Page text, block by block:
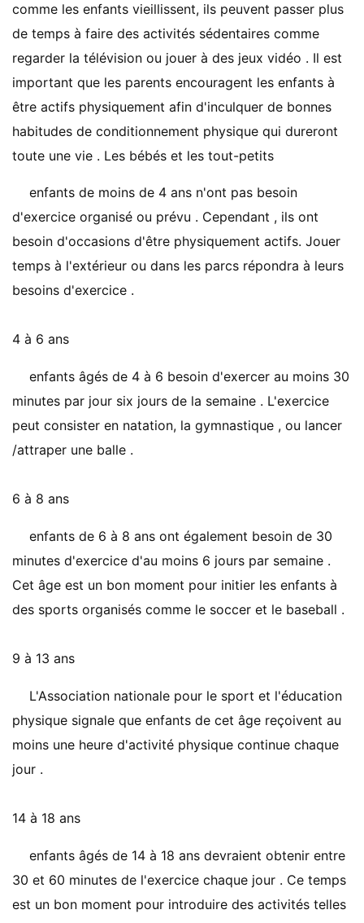
comme les enfants vieillissent, ils peuvent passer plus
de temps à faire des activités sédentaires comme
regarder la télévision ou jouer à des jeux vidéo . Il est
important que les parents encouragent les enfants à
être actifs physiquement afin d'inculquer de bonnes
habitudes de conditionnement physique qui dureront
toute une vie . Les bébés et les tout-petits
enfants de moins de 4 ans n'ont pas besoin
d'exercice organisé ou prévu . Cependant , ils ont
besoin d'occasions d'être physiquement actifs. Jouer
temps à l'extérieur ou dans les parcs répondra à leurs
besoins d'exercice .
4 à 6 ans
enfants âgés de 4 à 6 besoin d'exercer au moins 30
minutes par jour six jours de la semaine . L'exercice
peut consister en natation, la gymnastique , ou lancer
/attraper une balle .
6 à 8 ans
enfants de 6 à 8 ans ont également besoin de 30
minutes d'exercice d'au moins 6 jours par semaine .
Cet âge est un bon moment pour initier les enfants à
des sports organisés comme le soccer et le baseball .
9 à 13 ans
L'Association nationale pour le sport et l'éducation
physique signale que enfants de cet âge reçoivent au
moins une heure d'activité physique continue chaque
jour .
14 à 18 ans
enfants âgés de 14 à 18 ans devraient obtenir entre
30 et 60 minutes de l'exercice chaque jour . Ce temps
est un bon moment pour introduire des activités telles